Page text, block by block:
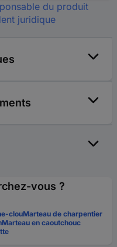
du produit
juridique
vous ?
clouMarteau de charpentier
Marteau en caoutchouc